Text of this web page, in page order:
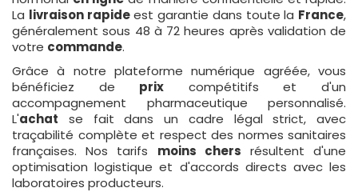
La livraison rapideest garantie dans toute la France,
généralement sous 48 à 72 heures après validation de
votre commande.
Grâce à notre plateforme numérique agréée, vous
bénéficiez de prix compétitifs et d'un
accompagnement pharmaceutique personnalisé.
L'achat se fait dans un cadre légal strict, avec
traçabilité complète et respect des normes sanitaires
françaises. Nos tarifs moins chers résultent d'une
optimisation logistique et d'accords directs avec les
laboratoires producteurs.